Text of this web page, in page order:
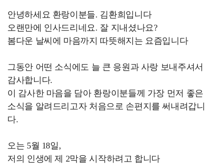
안녕하세요 환랑이분들. 김환희입니다
오랜만에 인사드리네요. 잘 지내셨나요?
봄다운 날씨에 마음까지 따뜻해지는 요즘입니다
그동안 어떤 소식에도 늘 큰 응원과 사랑 보내주셔서
감사합니다.
이 감사한 마음을 담아 환랑이분들께 가장 먼저 좋은
소식을 알려드리고자 처음으로 손편지를 써내려갑니
다.
오는 5월 18일,
저의 인생에 제 2막을 시작하려고 합니다